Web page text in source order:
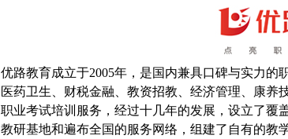
优路教育成立于2005年，是国内兼具口碑与实力
医药卫生、财税金融、教资招教、经济管理、康养
职业考试培训服务，经过十几年的发展，设立了覆
教研基地和遍布全国的服务网络，组建了自有的教